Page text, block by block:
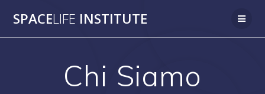
al
SPACELIFE INSTITUTE
Chi Siamo